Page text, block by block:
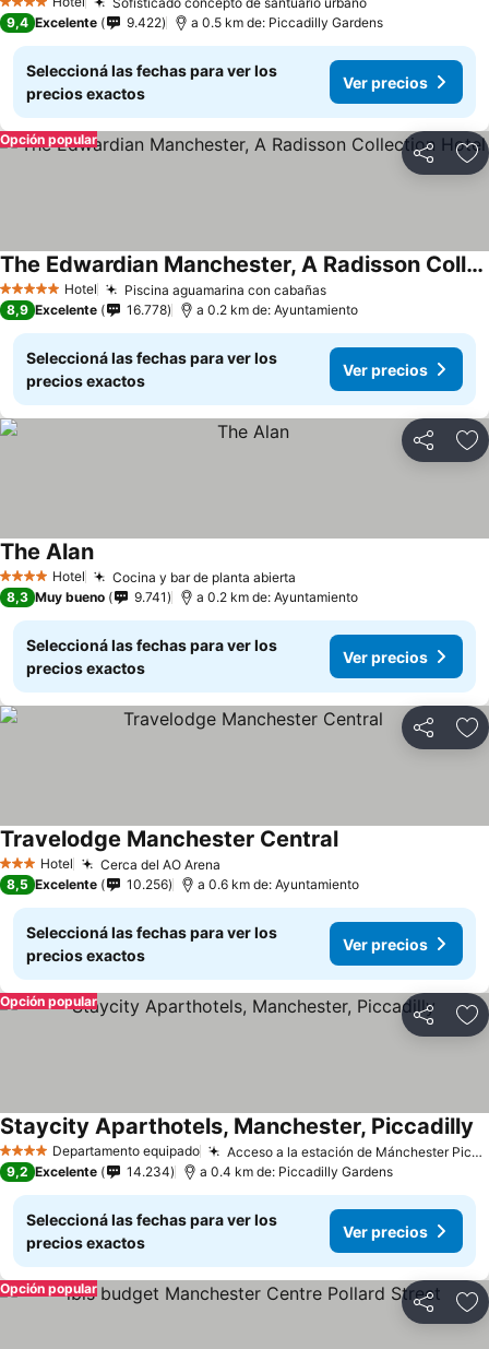
4 Estrellas
9,4 Excelente 9.422 a 0.5 km de: Piccadilly Gardens
Seleccioná las fechas para ver los
precios exactos
Ver precios
Compartir
Opción popular
5 Estrellas Hotel Piscina aguamarina con cabañas
The Edwardian Manchester, A Radisson Collection Hotel
8,9 Excelente 16.778 a 0.2 km de: Ayuntamiento
Seleccioná las fechas para ver los
precios exactos
Ver precios
Compartir
4 EstrellasHotel Cocina y bar de planta abierta
The Alan
8,3 Muy bueno 9.741 a 0.2 km de: Ayuntamiento
Seleccioná las fechas para ver los
precios exactos
Ver precios
Compartir
3 Estrellas
Hotel Cerca del AO Arena
Travelodge Manchester Central
8,5 Excelente 10.256 a 0.6 km de: Ayuntamiento
Seleccioná las fechas para ver los
precios exactos
Ver precios
Compartir
Opción popular
4 EstrellasDepartamento equipado Acceso a la estación de Mánchester Piccadilly
Staycity Aparthotels, Manchester, Piccadilly
9,2 Excelente 14.234 a 0.4 km de: Piccadilly Gardens
Seleccioná las fechas para ver los
precios exactos
Ver precios
Compartir
Opción popular